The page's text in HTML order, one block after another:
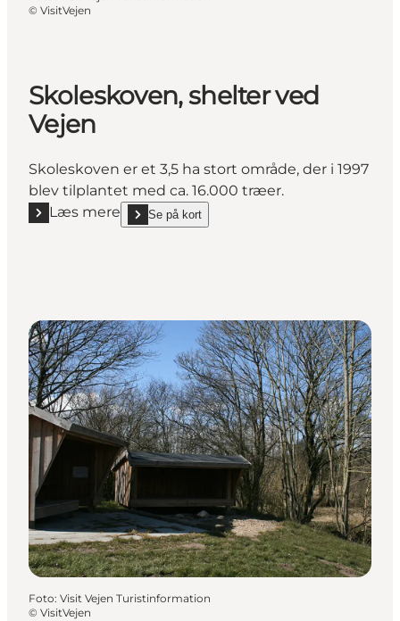
© VisitVejen
Skoleskoven, shelter ved
Vejen
Skoleskoven er et 3,5 ha stort område, der i 1997
blev tilplantet med ca. 16.000 træer.
Læs mere
Læs mere "Skoleskoven, shelter ved Vejen"
Se på kort
show Skoleskoven, shelter ved Vejen on_map
Foto: Visit Vejen Turistinformation
© VisitVejen